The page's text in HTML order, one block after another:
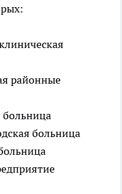
районные
больница
больница